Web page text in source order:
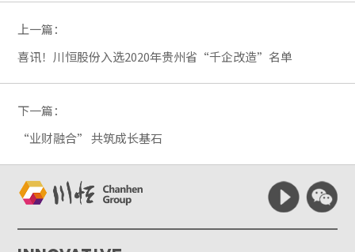
上一篇：
喜讯！川恒股份入选2020年贵州省“千企改造”名单
下一篇：
“业财融合” 共筑成长基石